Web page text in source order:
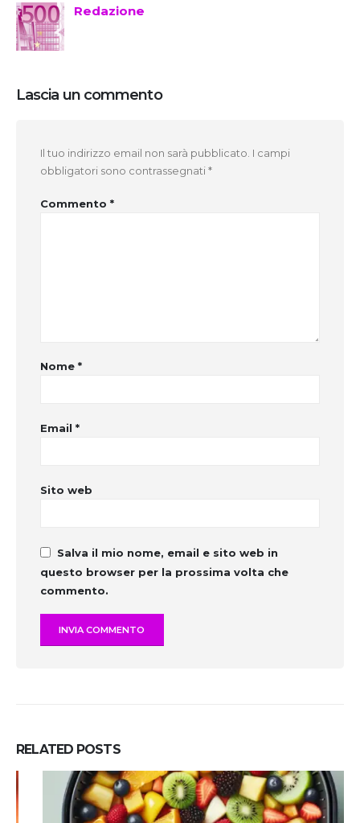
Redazione
Lascia un commento
Il tuo indirizzo email non sarà pubblicato. I campi
obbligatori sono contrassegnati*
Commento *
Nome *
Email *
Sito web
Salva il mio nome, email e sito web in
questo browser per la prossima volta che
commento.
RELATED POSTS